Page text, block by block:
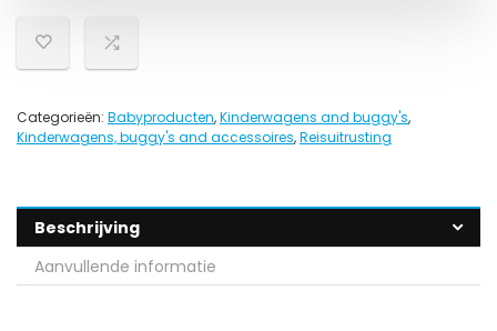
Categorieën: Babyproducten,Kinderwagens and buggy's,
Kinderwagens, buggy's and accessoires,Reisuitrusting
Beschrijving
Aanvullende informatie